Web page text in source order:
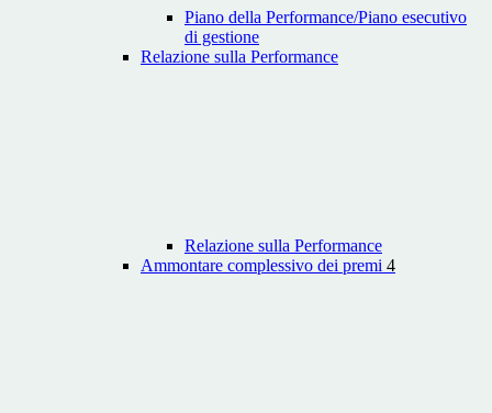
Piano della Performance/Piano esecutivo
di gestione
Relazione sulla Performance
Relazione sulla Performance
Ammontare complessivo dei premi 4